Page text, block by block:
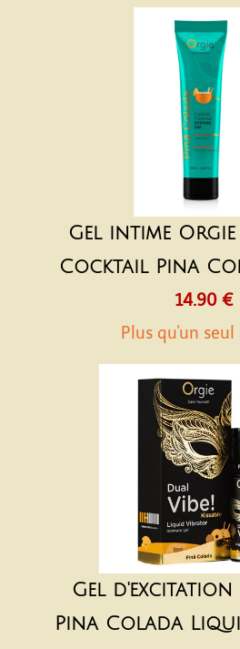
Gel intime Orgie
Cocktail Pina
14.90 €
Plus qu'un
Gel d'excitation
Pina Colada